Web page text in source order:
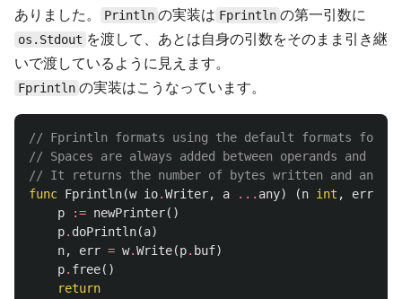
ありました。 Println の実装は Fprintln の第一引数に
os.Stdout を渡して、あとは自身の引数をそのまま引き継
いで渡しているように見えます。
Fprintln の実装はこうなっています。
// Fprintln formats using the default formats for
// Spaces are always added between operands and a
// It returns the number of bytes written and any
func Fprintln(w io.Writer, a ... any) (n int , err
p
:= newPrinter()
p. doPrintln(a)
n, err = w.Write(p. buf)
p. free()
return